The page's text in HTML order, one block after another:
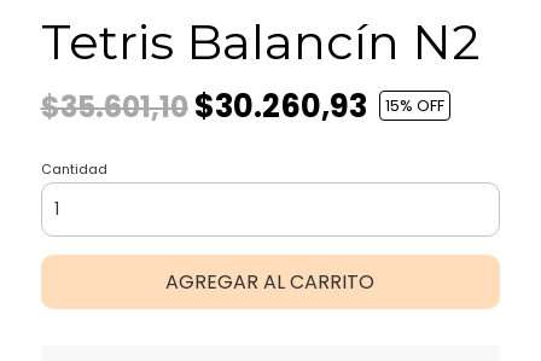
Tetris Balancín N2
$35.601,10$30.260,93 15% OFF
Cantidad
AGREGAR AL CARRITO